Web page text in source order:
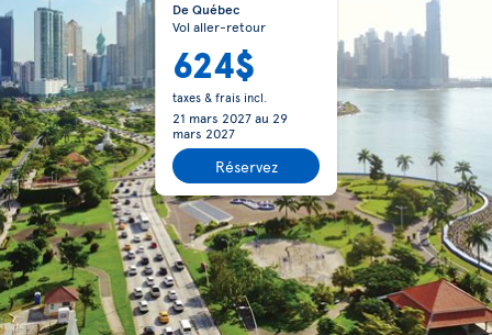
De Québec
Vol aller-retour
624$
taxes & frais incl.
21 mars 2027au 29
mars 2027
Réservez